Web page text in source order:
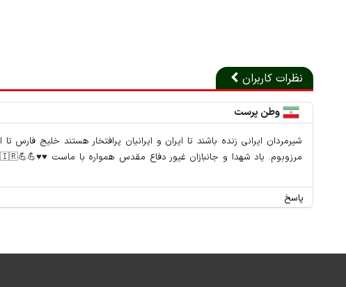
نظرات کاربران
وطن پرست
شیرمردان ایرانی زنده باشند تا ایران و ایرانیان پرافتخار هستند خلیج فارس
مرزوبوم. یاد شهدا و جانبازان غیور دفاع مقدس همواره با ماست ♥️♥️💪💪🇮🇷🇮🇷🇮🇷💪💪♥️♥️
پاسخ